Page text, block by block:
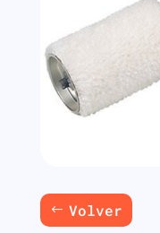
Volver